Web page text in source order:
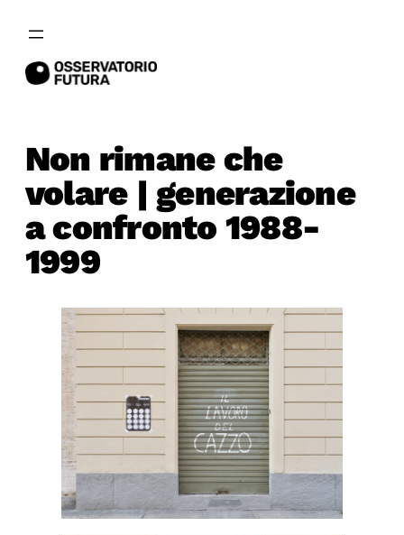
contenuto
Non rimane che
volare | generazione
a confronto 1988-
1999